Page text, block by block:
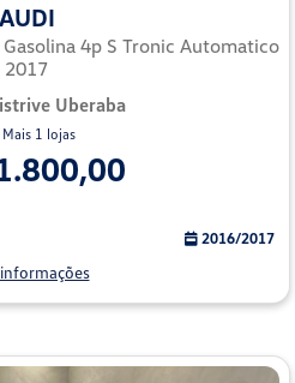
AUDI
4p S Tronic Automatico
2017
Uberaba
Mais 1 lojas
2016/2017